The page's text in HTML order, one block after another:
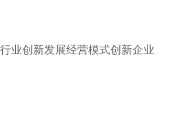
业创新发展经营模式创新企业